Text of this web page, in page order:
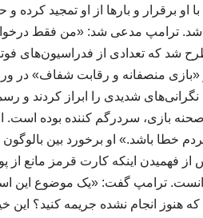
برقرار و بارها از او تمجید کرده و
شد. ترامپ مدعی شد: «من فقط
شد که تعدادی از فدراسیون‌های
«بازی منصفانه و رقابت شفاف»
شدیدی را ابراز کردند و
بازی، سردرگم کننده بوده است.
خطا باشد.» او برخورد بین
فهمیدن اینکه کارت قرمز مانع از
دانست. ترامپ گفت: «یک موضوع
هنوز انجام نشده جریمه کنید؟ این